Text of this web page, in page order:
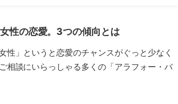
性の恋愛。3つの傾向とは
性」というと恋愛のチャンスがぐっと少なく
相談にいらっしゃる多くの「アラフォー・バ